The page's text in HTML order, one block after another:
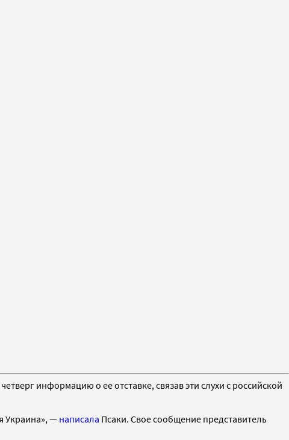
информацию о ее отставке, связав эти слухи с российской
Украина», — написала Псаки. Свое сообщение представитель